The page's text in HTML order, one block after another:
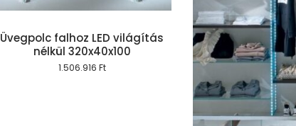
Üvegpolc falhoz LED világítás
nélkül 320x40x100
1.506.916 Ft
Kosárba teszem